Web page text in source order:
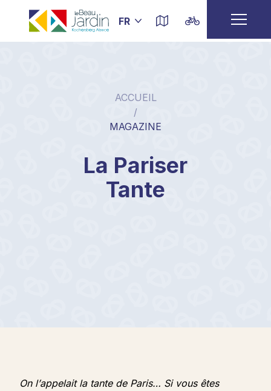
ACCUEIL
/
MAGAZINE
La Pariser
Tante
On l’appelait la tante de Paris… Si vous êtes